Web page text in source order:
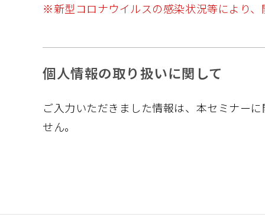
※新型コロナウイルスの感染状況等により
個人情報の取り扱いに関して
ご入力いただきました情報は、本セミナー
せん。